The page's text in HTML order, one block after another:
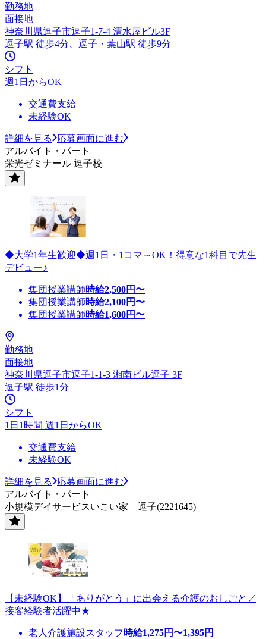
勤務地
面接地
神奈川県逗子市逗子1-7-4 清水屋ビル3F
逗子駅 徒歩4分、逗子・葉山駅 徒歩9分
シフト
週1日からOK
交通費支給
未経験OK
詳細を見る
応募画面に進む
アルバイト・パート
栄光ゼミナール 逗子校
◆大学1年生歓迎◆週1日・1コマ～OK！得意な1科目で先生
デビュー♪
集団授業講師時給2,500円〜
集団授業講師時給2,100円〜
集団授業講師時給1,600円〜
勤務地
面接地
神奈川県逗子市逗子1-1-3 湘南ビル逗子 3F
逗子駅 徒歩1分
シフト
1日1時間 週1日からOK
交通費支給
未経験OK
詳細を見る
応募画面に進む
アルバイト・パート
小規模デイサービスいこい家 逗子(2221645)
【未経験OK】「ありがとう」に出会える介護のおしごと／
接客経験者活躍中★
老人介護施設スタッフ 時給1,275円〜1,395円